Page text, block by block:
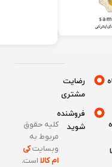
رضایت
مشتری
فروشنده
شوید
کلیه حقوق
مربوط به
وبسایتکی
ام کالااست.